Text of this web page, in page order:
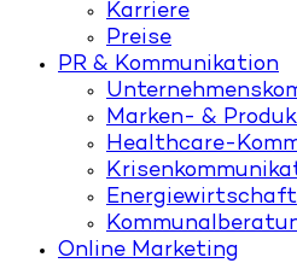
Karriere
Preise
PR & Kommunikation
Marken- &
Healthcare-
Energiewirtschaft
Online Marketing